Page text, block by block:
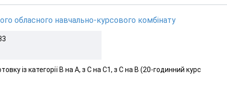
обласного навчально-курсового комбінату
із категорії В на А, з С на С1, з С на В (20-годинний курс